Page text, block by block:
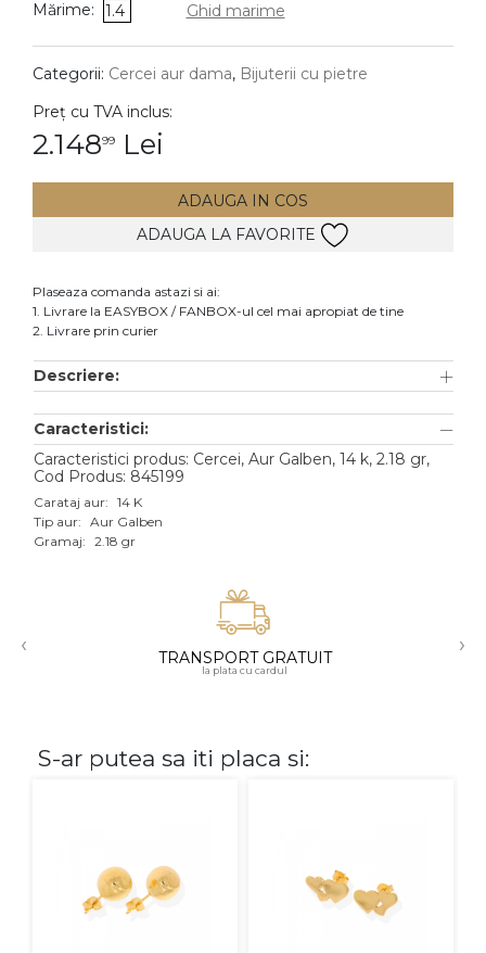
DIAMANTE Vezi toate
Cercei
Accesorii
Aur alb
Aur roz
Aur mixt
18K
Mărime: 1.4 Ghid marime
Categorii: Cercei aur dama, Bijuterii cu pietre
Preț cu TVA inclus:
2.14899 Lei
ADAUGA IN COS
ADAUGA LA FAVORITE
Plaseaza comanda astazi si ai:
1. Livrare la EASYBOX / FANBOX-ul cel mai apropiat de tine
2. Livrare prin curier
Descriere:
Caracteristici:
Caracteristici produs: Cercei, Aur Galben, 14 k, 2.18 gr,
Cod Produs: 845199
Carataj aur: 14 K
Tip aur: Aur Galben
Gramaj: 2.18 gr
‹ TRANSPORT GRATUIT
la plata cu cardul
›
S-ar putea sa iti placa si: